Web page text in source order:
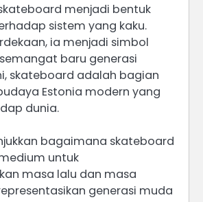
menjadi bentuk
sistem yang kaku.
ia menjadi simbol
baru generasi
skateboard adalah bagian
Estonia modern yang
dunia.
bagaimana skateboard
untuk
masa lalu dan masa
generasi muda